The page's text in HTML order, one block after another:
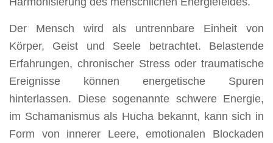
Der Mensch wird als untrennbare Einheit von
Körper, Geist und Seele betrachtet. Belastende
Erfahrungen, chronischer Stress oder traumatische
Ereignisse können energetische Spuren
hinterlassen. Diese sogenannte schwere Energie,
im Schamanismus als Hucha bekannt, kann sich in
Form von innerer Leere, emotionalen Blockaden